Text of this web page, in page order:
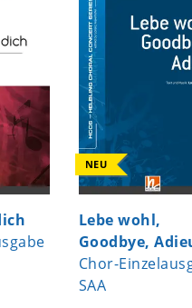
NEU
Lebe wohl,
Goodbye,
Chor-
SAA